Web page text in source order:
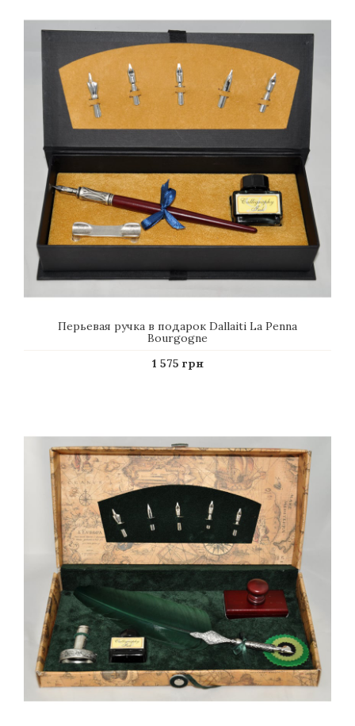
Перьевая ручка в подарок Dallaiti La Penna
Bourgogne
1 575 грн